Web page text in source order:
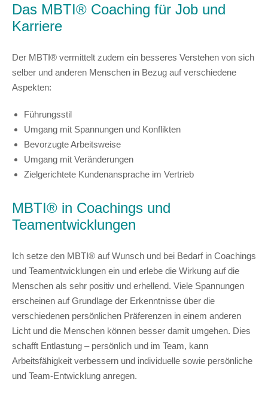
Das MBTI® Coaching für Job und
Karriere
Der MBTI® vermittelt zudem ein besseres Verstehen von sich
selber und anderen Menschen in Bezug auf verschiedene
Aspekten:
Führungsstil
Umgang mit Spannungen und Konflikten
Bevorzugte Arbeitsweise
Umgang mit Veränderungen
Zielgerichtete Kundenansprache im Vertrieb
MBTI® in Coachings und
Teamentwicklungen
Ich setze den MBTI® auf Wunsch und bei Bedarf in Coachings
und Teamentwicklungen ein und erlebe die Wirkung auf die
Menschen als sehr positiv und erhellend. Viele Spannungen
erscheinen auf Grundlage der Erkenntnisse über die
verschiedenen persönlichen Präferenzen in einem anderen
Licht und die Menschen können besser damit umgehen. Dies
schafft Entlastung – persönlich und im Team, kann
Arbeitsfähigkeit verbessern und individuelle sowie persönliche
und Team-Entwicklung anregen.